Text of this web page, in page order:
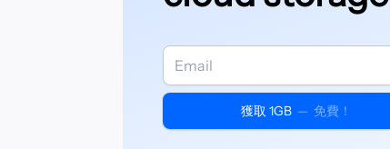
獲取 1GB — 免費！